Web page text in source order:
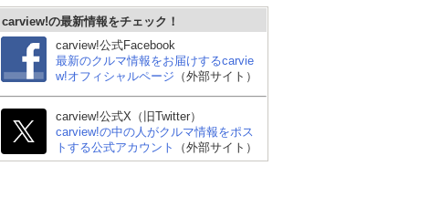
carview!の最新情報をチェック！
carview!公式Facebook
最新のクルマ情報をお届けするcarvie
w!オフィシャルページ （外部サイト）
carview!公式X（旧Twitter）
carview!の中の人がクルマ情報をポス
トする公式アカウント
（外部サイト）